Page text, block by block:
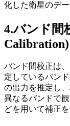
化した衛星のデ
4.バンド間
Calibration)
バンド間校正は
定しているバン
の出力を推定し
異なるバンドで
どを用いて補正を